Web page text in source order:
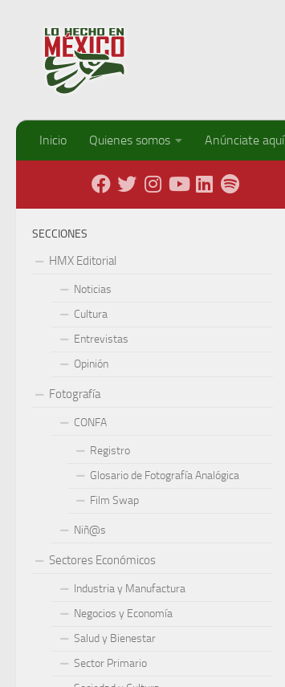
Inicio Quienes somos Anúnciate aquí
SECCIONES
HMX Editorial
Noticias
Cultura
Entrevistas
Opinión
Fotografía
CONFA
Registro
Glosario de Fotografía Analógica
Film Swap
Niñ@s
Sectores Económicos
Industria y Manufactura
Negocios y Economía
Salud y Bienestar
Sector Primario